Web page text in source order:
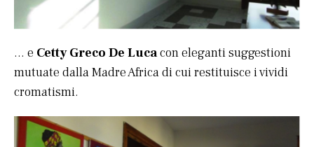
… e Cetty Greco De Lucacon eleganti suggestioni
mutuate dalla Madre Africa di cui restituisce i vividi
cromatismi.